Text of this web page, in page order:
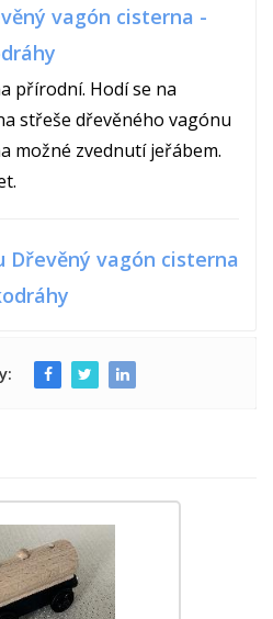
vagón cisterna -
přírodní. Hodí se na
střeše dřevěného vagónu
možné zvednutí jeřábem.
vagón cisterna